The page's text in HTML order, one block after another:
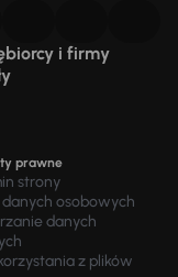
i firmy
prawne
strony
danych osobowych
danych
z plików